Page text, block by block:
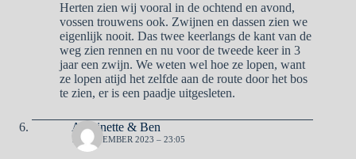
Herten zien wij vooral in de ochtend en avond,
vossen trouwens ook. Zwijnen en dassen zien we
eigenlijk nooit. Das twee keerlangs de kant van de
weg zien rennen en nu voor de tweede keer in 3
jaar een zwijn. We weten wel hoe ze lopen, want
ze lopen atijd het zelfde aan de route door het bos
te zien, er is een paadje uitgesleten.
Antoinette & Ben
17 NOVEMBER 2023 – 23:05